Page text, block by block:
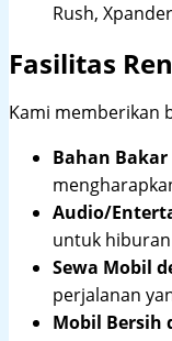
Rush,
Fasilitas
Kami memberikan
Bahan Bakar
Audio/
untuk
Sewa Mobil
perjalanan
Mobil Bersih